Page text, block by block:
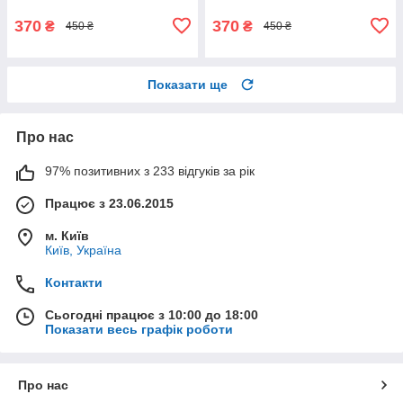
370 ₴ 450 ₴ 370 ₴ 450 ₴
Показати ще
Про нас
97% позитивних з 233 відгуків за рік
Працює з 23.06.2015
м. Київ
Київ, Україна
Контакти
Сьогодні працює з 10:00 до 18:00
Показати весь графік роботи
Про нас